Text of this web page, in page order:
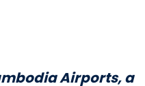
Airports, a